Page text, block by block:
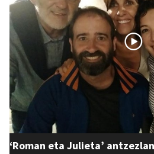
‘Roman eta Julieta’